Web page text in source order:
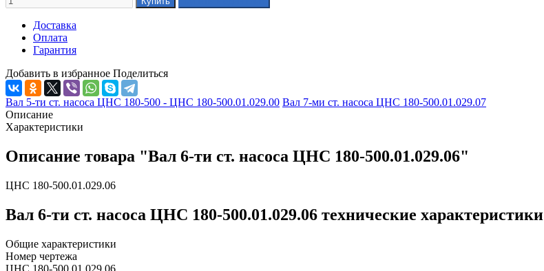
Доставка
Оплата
Гарантия
Добавить в избранное Поделиться
Вал 5-ти ст. насоса ЦНС 180-500 - ЦНС 180-500.01.029.00 Вал 7-ми ст. насоса ЦНС 180-500.01.029.07
Описание
Характеристики
Описание товара "Вал 6-ти ст. насоса ЦНС 180-500.01.029.06"
ЦНС 180-500.01.029.06
Вал 6-ти ст. насоса ЦНС 180-500.01.029.06 технические характеристики
Общие характеристики
Номер чертежа
ЦНС 180-500.01.029.06